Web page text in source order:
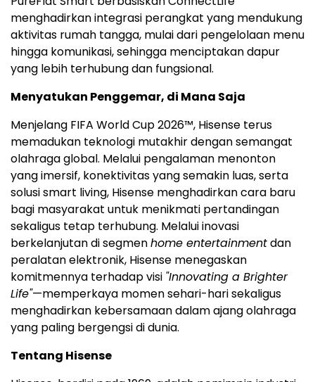
menghadirkan integrasi perangkat yang mendukung
aktivitas rumah tangga, mulai dari pengelolaan menu
hingga komunikasi, sehingga menciptakan dapur
yang lebih terhubung dan fungsional.
Menyatukan Penggemar, di Mana Saja
Menjelang FIFA World Cup 2026™, Hisense terus
memadukan teknologi mutakhir dengan semangat
olahraga global. Melalui pengalaman menonton
yang imersif, konektivitas yang semakin luas, serta
solusi smart living, Hisense menghadirkan cara baru
bagi masyarakat untuk menikmati pertandingan
sekaligus tetap terhubung. Melalui inovasi
berkelanjutan di segmenhome entertainmentdan
peralatan elektronik, Hisense menegaskan
komitmennya terhadap visi "Innovating a Brighter
Life"—memperkaya momen sehari-hari sekaligus
menghadirkan kebersamaan dalam ajang olahraga
yang paling bergengsi di dunia.
Tentang Hisense